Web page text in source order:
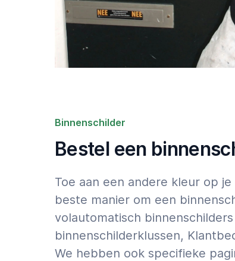
Binnenschilder
Bestel een
Toe aan een andere kleur op
beste manier om een
volautomatisch
binnenschilderklussen,
We hebben ook specifieke